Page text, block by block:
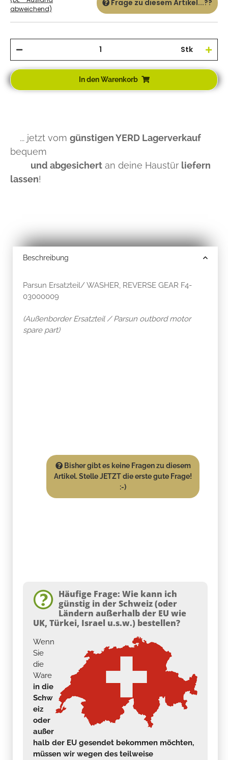
abweichend)
Frage zu diesem Artikel...??
Stk
In den Warenkorb
... jetzt vom günstigen YERD Lagerverkauf
bequem
und abgesichert an deine Haustür liefern
lassen!
Beschreibung
Parsun Ersatzteil/ WASHER, REVERSE GEAR F4-
03000009
(Außenborder Ersatzteil / Parsun outbord motor
spare part)
Bisher gibt es keine Fragen zu diesem
Artikel. Stelle JETZT die erste gute Frage!
:-)
Häufige Frage: Wie kann ich
günstig in der Schweiz (oder
Ländern außerhalb der EU wie
UK, Türkei, Israel u.s.w.) bestellen?
Wenn
Sie
die
Ware
in die
Schw
eiz
oder
außer
halb der EU gesendet bekommen möchten,
müssen wir wegen des teilweise